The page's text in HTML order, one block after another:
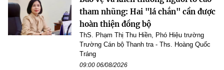
tham nhũng: Hai "lá chắn" cần được
hoàn thiện đồng bộ
ThS. Phạm Thị Thu Hiền, Phó Hiệu trường
Trường Cán bộ Thanh tra - Ths. Hoàng Quốc
Tráng
09:00 06/08/2026